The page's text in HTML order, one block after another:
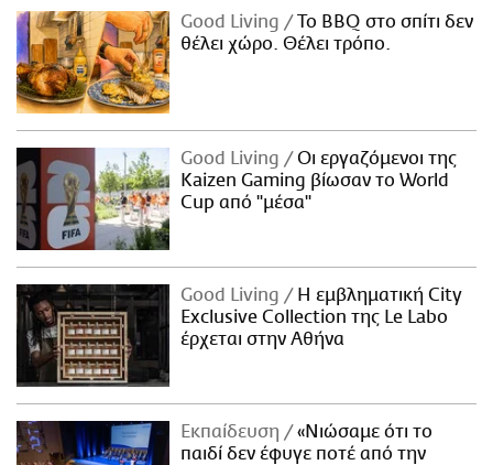
Good Living
Το BBQ στο σπίτι δεν
θέλει χώρο. Θέλει τρόπο.
Good Living
Οι εργαζόμενοι της
Kaizen Gaming βίωσαν το World
Cup από "μέσα"
Good Living
Η εμβληματική City
Exclusive Collection της Le Labo
έρχεται στην Αθήνα
Εκπαίδευση
«Νιώσαμε ότι το
παιδί δεν έφυγε ποτέ από την